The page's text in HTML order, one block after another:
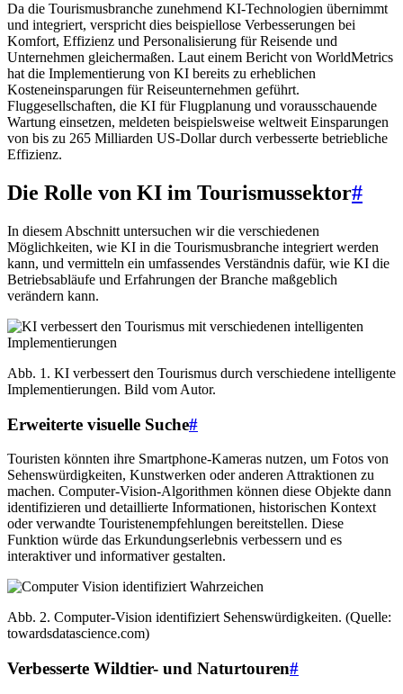
Da die Tourismusbranche zunehmend KI-Technologien übernimmt
und integriert, verspricht dies beispiellose Verbesserungen bei
Komfort, Effizienz und Personalisierung für Reisende und
Unternehmen gleichermaßen. Laut einem Bericht von WorldMetrics
hat die Implementierung von KI bereits zu erheblichen
Kosteneinsparungen für Reiseunternehmen geführt.
Fluggesellschaften, die KI für Flugplanung und vorausschauende
Wartung einsetzen, meldeten beispielsweise weltweit Einsparungen
von bis zu 265 Milliarden US-Dollar durch verbesserte betriebliche
Effizienz.
Die Rolle von KI im Tourismussektor#
In diesem Abschnitt untersuchen wir die verschiedenen
Möglichkeiten, wie KI in die Tourismusbranche integriert werden
kann, und vermitteln ein umfassendes Verständnis dafür, wie KI die
Betriebsabläufe und Erfahrungen der Branche maßgeblich
verändern kann.
Abb. 1. KI verbessert den Tourismus durch verschiedene intelligente
Implementierungen. Bild vom Autor.
Erweiterte visuelle Suche#
Touristen könnten ihre Smartphone-Kameras nutzen, um Fotos von
Sehenswürdigkeiten, Kunstwerken oder anderen Attraktionen zu
machen. Computer-Vision-Algorithmen können diese Objekte dann
identifizieren und detaillierte Informationen, historischen Kontext
oder verwandte Touristenempfehlungen bereitstellen. Diese
Funktion würde das Erkundungserlebnis verbessern und es
interaktiver und informativer gestalten.
Abb. 2. Computer-Vision identifiziert Sehenswürdigkeiten. (Quelle:
towardsdatascience.com)
Verbesserte Wildtier- und Naturtouren#